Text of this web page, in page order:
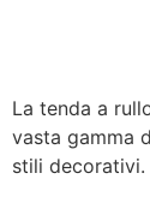
La tenda a
vasta gamma
stili decorativi.